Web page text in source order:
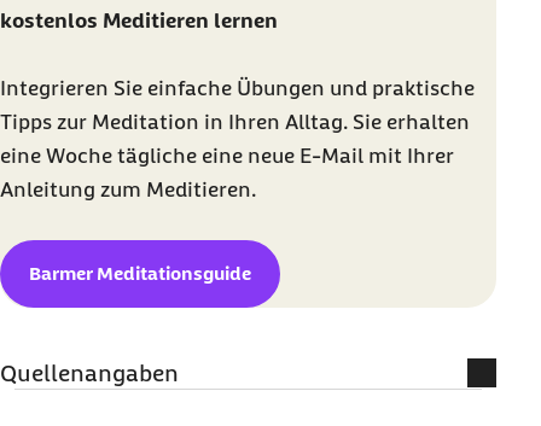
kostenlos Meditieren lernen
Integrieren Sie einfache Übungen und praktische
Tipps zur Meditation in Ihren Alltag. Sie erhalten
eine Woche tägliche eine neue E-Mail mit Ihrer
Anleitung zum Meditieren.
Barmer Meditationsguide
Quellenangaben